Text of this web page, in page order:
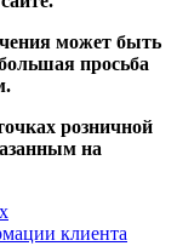
может быть
просьба
розничной
на
клиента